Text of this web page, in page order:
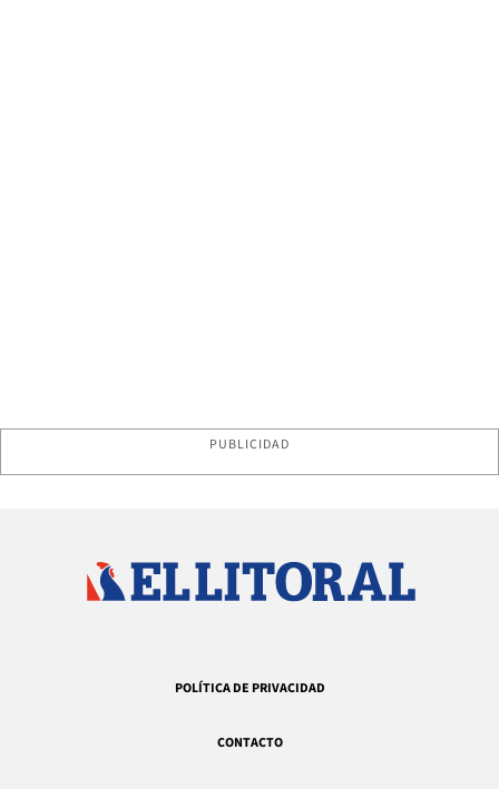
PUBLICIDAD
POLÍTICA DE PRIVACIDAD
CONTACTO